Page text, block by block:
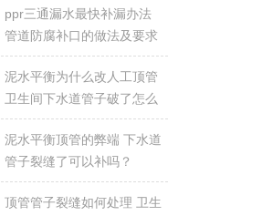
ppr三通漏水最快补漏办法
管道防腐补口的做法及要求
泥水平衡为什么改人工顶管
卫生间下水道管子破了怎么
修？
泥水平衡顶管的弊端 下水道
管子裂缝了可以补吗？
顶管管子裂缝如何处理 卫生